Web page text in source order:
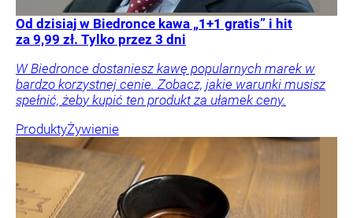
Od dzisiaj w Biedronce kawa „1+1 gratis” i hit
za 9,99 zł. Tylko przez 3 dni
W Biedronce dostaniesz kawę popularnych marek w
bardzo korzystnej cenie. Zobacz, jakie warunki musisz
spełnić, żeby kupić ten produkt za ułamek ceny.
ProduktyŻywienie